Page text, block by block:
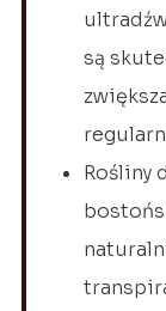
są
Rośliny